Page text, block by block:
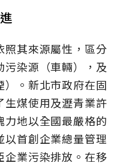
照其來源屬性，區分
染源（車輛），及
。新北市政府在固
生煤使用及瀝青業許
地以全國最嚴格的
首創企業總量管理
業污染排放。在移